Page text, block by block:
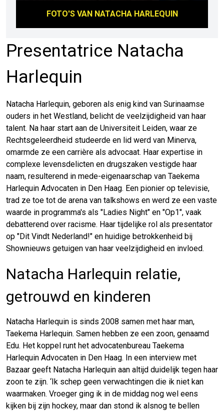
Presentatrice Natacha
Harlequin
Natacha Harlequin, geboren als enig kind van Surinaamse
ouders in het Westland, belicht de veelzijdigheid van haar
talent. Na haar start aan de Universiteit Leiden, waar ze
Rechtsgeleerdheid studeerde en lid werd van Minerva,
omarmde ze een carrière als advocaat. Haar expertise in
complexe levensdelicten en drugszaken vestigde haar
naam, resulterend in mede-eigenaarschap van Taekema
Harlequin Advocaten in Den Haag. Een pionier op televisie,
trad ze toe tot de arena van talkshows en werd ze een vaste
waarde in programma's als "Ladies Night" en "Op1", vaak
debatterend over racisme. Haar tijdelijke rol als presentator
op "Dit Vindt Nederland!" en huidige betrokkenheid bij
Shownieuws getuigen van haar veelzijdigheid en invloed.
Natacha Harlequin relatie,
getrouwd en kinderen
Natacha Harlequin is sinds 2008 samen met haar man,
Taekema Harlequin. Samen hebben ze een zoon, genaamd
Edu. Het koppel runt het advocatenbureau Taekema
Harlequin Advocaten in Den Haag. In een interview met
Bazaar geeft Natacha Harlequin aan altijd duidelijk tegen haar
zoon te zijn. ‘Ik schep geen verwachtingen die ik niet kan
waarmaken. Vroeger ging ik in de middag nog wel eens
kijken bij zijn hockey, maar dan stond ik alsnog te bellen
FOTO'S VAN NATACHA HARLEQUIN